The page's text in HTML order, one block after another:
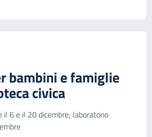
bambini e famiglie
civica
il 6 e il 20 dicembre; laboratorio